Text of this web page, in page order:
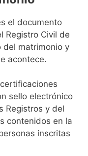
el documento
Registro Civil de
del matrimonio y
acontece.
sello electrónico
Registros y del
contenidos en la
inscritas